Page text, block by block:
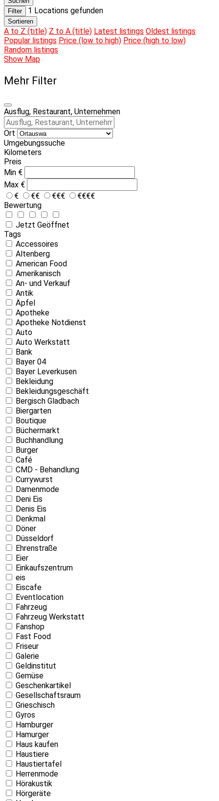
Filter
1 Locations gefunden
Sortieren
A to Z (title) Z to A (title) Latest listings Oldest listings
Popular listings Price (low to high) Price (high to low)
Random listings
Show Map
Mehr Filter
Ausflug, Restaurant, Unternehmen
Ort
Umgebungssuche
Kilometers
Preis
Min €
Max €
€
€€ €€€
€€€€
Bewertung
Jetzt Geöffnet
Tags
Accessoires
Altenberg
American Food
Amerikanisch
An- und Verkauf
Antik
Äpfel
Apotheke
Apotheke Notdienst
Auto
Auto Werkstatt
Bank
Bayer 04
Bayer Leverkusen
Bekleidung
Bekleidungsgeschäft
Bergisch Gladbach
Biergarten
Boutique
Büchermarkt
Buchhandlung
Burger
Café
CMD - Behandlung
Currywurst
Damenmode
Deni Eis
Denis Eis
Denkmal
Döner
Düsseldorf
Ehrenstraße
Eier
Einkaufszentrum
eis
Eiscafe
Eventlocation
Fahrzeug
Fahrzeug Werkstatt
Fanshop
Fast Food
Friseur
Galerie
Geldinstitut
Gemüse
Geschenkartikel
Gesellschaftsraum
Grieschisch
Gyros
Hamburger
Hamurger
Haus kaufen
Haustiere
Haustiertafel
Herrenmode
Hörakustik
Hörgeräte